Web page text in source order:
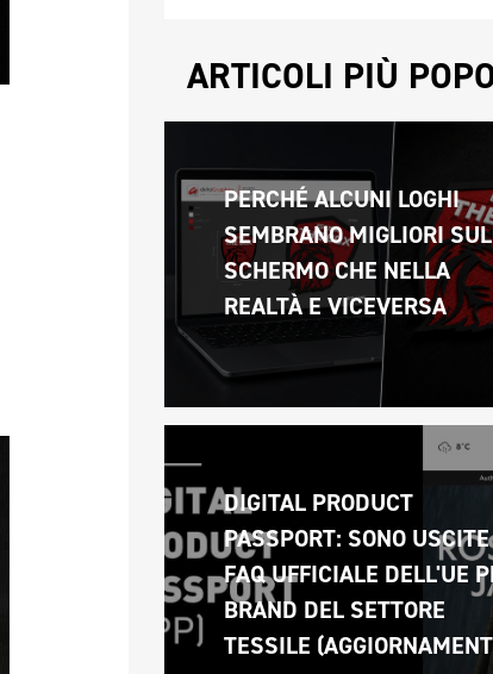
ARTICOLI PIÙ
PERCHÉ ALCUNI LOGHI
SEMBRANO MIGLIORI
SCHERMO CHE NELLA
REALTÀ E VICEVERSA
DIGITAL PRODUCT
PASSPORT: SONO
FAQ UFFICIALE DELL'UE
BRAND DEL SETTORE
TESSILE